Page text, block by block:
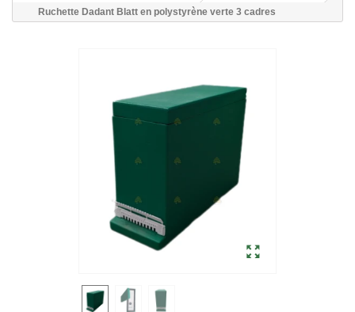
Ruchette Dadant Blatt en polystyrène verte 3 cadres